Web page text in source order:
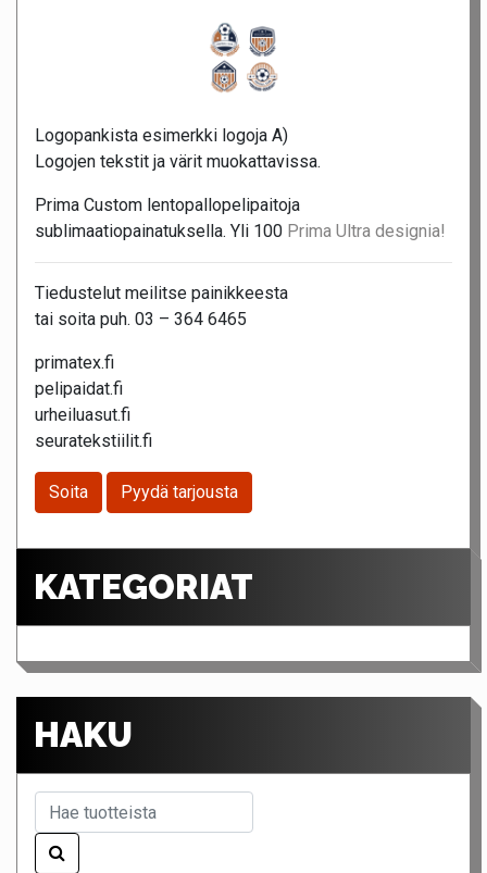
Logopankista esimerkki logoja A)
Logojen tekstit ja värit muokattavissa.
Prima Custom lentopallopelipaitoja
sublimaatiopainatuksella. Yli 100 Prima Ultra designia!
Tiedustelut meilitse painikkeesta
tai soita puh. 03 – 364 6465
primatex.fi
pelipaidat.fi
urheiluasut.fi
seuratekstiilit.fi
Soita Pyydä tarjousta
KATEGORIAT
HAKU